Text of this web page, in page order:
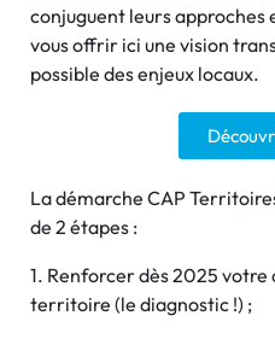
conjuguent leurs approches
vous offrir ici une vision
possible des enjeux locaux.
La démarche CAP
de 2 étapes :
1. Renforcer dès 2025 votre
territoire (le diagnostic !) ;